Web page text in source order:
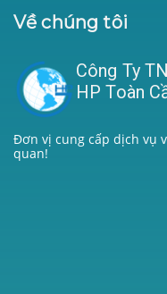
Về chúng tôi
Công Ty
HP Toàn
Đơn vị cung cấp dịch vụ
quan!